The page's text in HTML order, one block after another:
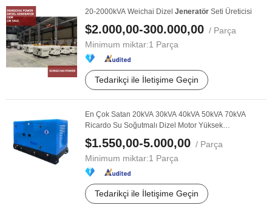
20-2000kVA Weichai Dizel Jeneratör Seti Üreticisi
$2.000,00-300.000,00 / Parça
Minimum miktar:1 Parça
Tedarikçi ile İletişime Geçin
En Çok Satan 20kVA 30kVA 40kVA 50kVA 70kVA
Ricardo Su Soğutmalı Dizel Motor Yüksek
Performanslı ...
$1.550,00-5.000,00 / Parça
Minimum miktar:1 Parça
Tedarikçi ile İletişime Geçin